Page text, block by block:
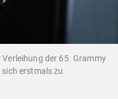
der 65. Grammy
erstmals zu